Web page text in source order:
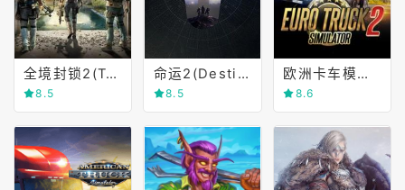
全境封锁2(Tom Clancy's The Division 2)
8.5
命运2(Destiny 2)
8.5
欧洲卡车模拟2(Euro Truck Simulator 2)
8.6